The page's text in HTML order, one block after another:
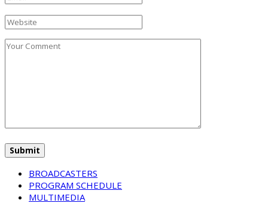
BROADCASTERS
PROGRAM SCHEDULE
MULTIMEDIA